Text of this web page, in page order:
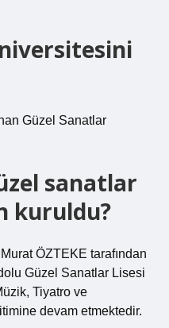
Güzel Sanatlar
sanatlar
kuruldu?
ÖZTEKE tarafından
Güzel Sanatlar Lisesi
Tiyatro ve
devam etmektedir.